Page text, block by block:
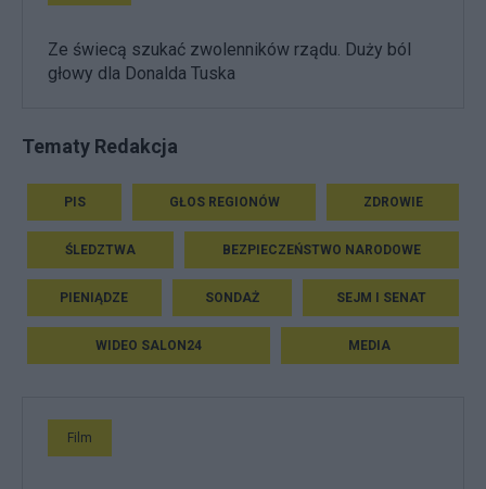
Ze świecą szukać zwolenników rządu. Duży ból
głowy dla Donalda Tuska
Tematy Redakcja
PIS GŁOS REGIONÓW ZDROWIE
ŚLEDZTWA BEZPIECZEŃSTWO NARODOWE
PIENIĄDZE SONDAŻ SEJM I SENAT
WIDEO SALON24 MEDIA
Film